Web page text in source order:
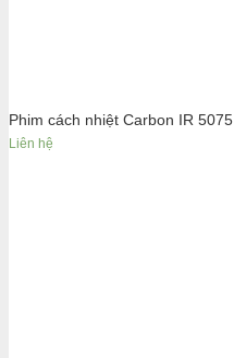
Phim cách nhiệt Carbon IR 5075
Liên hệ